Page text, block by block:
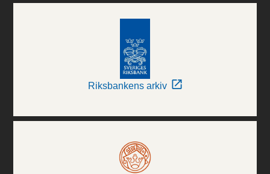
Riksbankens arkiv